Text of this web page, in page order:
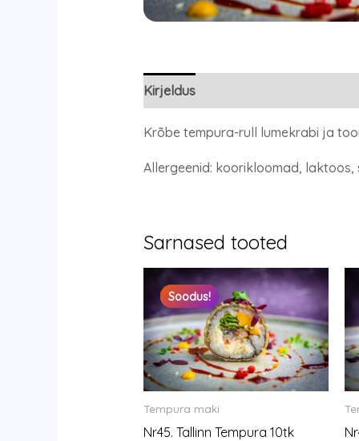
Kirjeldus
Krõbe tempura-rull lumekrabi ja
Allergeenid: koorikloomad, laktoos,
Sarnased tooted
Soodus!
Soodus!
Tempura maki
Nr45. Tallinn Tempura 10tk
Original
price
was:
13.90 €.
Current
price
is:
10.40 €.